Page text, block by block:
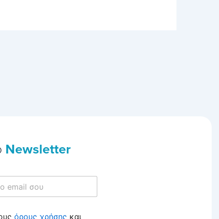
Newsletter
όρους χρήσης και